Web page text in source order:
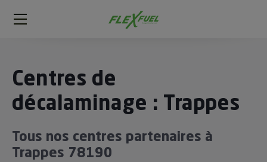
FlexFuel
Méga
Centres de
décalaminage : Trappes
Tous nos centres partenaires à
Trappes 78190